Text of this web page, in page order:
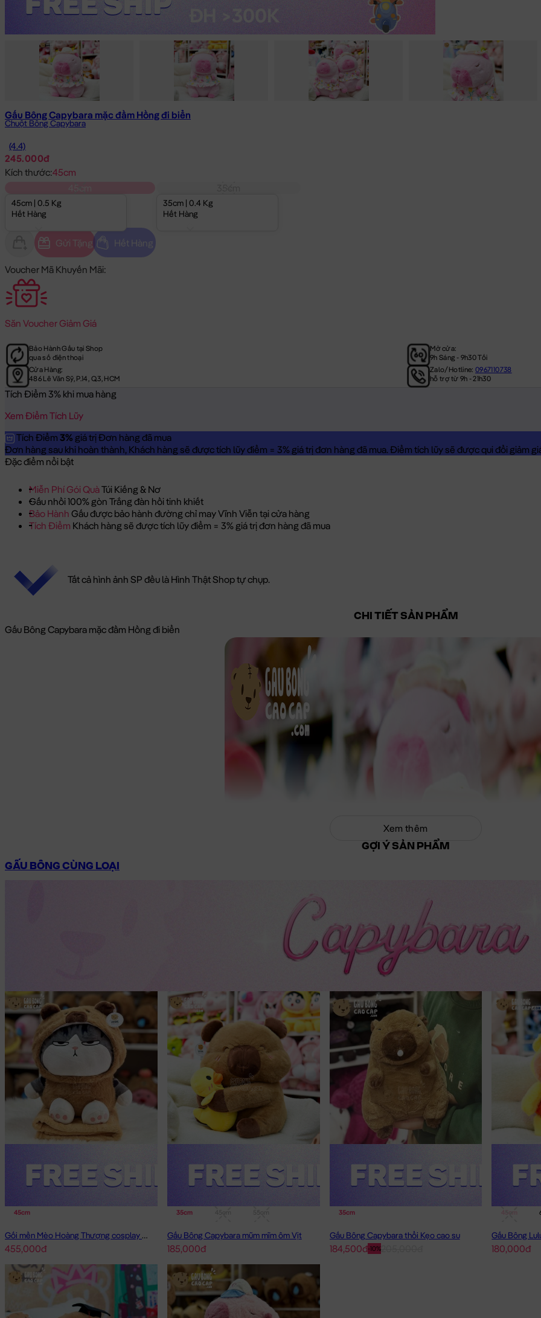
Gấu Bông Capybara mặc đầm Hồng đi biển
Chuột Bông Capybara
(4.4)
245.000đ
Kích thước:45cm
45cm | 0.5 Kg
Hết Hàng
35cm | 0.4 Kg
Hết Hàng
Gửi Tặng Hết Hàng
Voucher Mã Khuyến Mãi:
Săn Voucher Giảm Giá
Bảo Hành Gấu tại Shop
qua số điện thoại
Mở cửa:
9h Sáng - 9h30 Tối
Cửa Hàng:
486 Lê Văn Sỹ, P.14, Q.3, HCM
Zalo/Hotline:0967110738
hỗ trợ từ 9h - 21h30
Tích Điểm 3% khi mua hàng
Xem Điểm Tích Lũy
Tích Điểm 3% giá trị Đơn hàng đã mua
Đơn hàng sau khi hoàn thành, Khách hàng sẽ được tích lũy điểm = 3% giá trị đơn hàng đã mua. Điểm tích lũy sẽ được qui đổi giảm
Đặc điểm nổi bật
Miễn Phí Gói QuàTúi Kiếng & Nơ
Gấu nhồi 100% gòn Trắng đàn hồi tinh khiết
Bảo Hành Gấu được bảo hành đường chỉ may Vĩnh Viễn tại cửa hàng
Tích Điểm Khách hàng sẽ được tích lũy điểm = 3% giá trị đơn hàng đã mua
Tất cả hình ảnh SP đều là Hình Thật Shop tự chụp.
CHI TIẾT SẢN PHẨM
Gấu Bông Capybara mặc đầm Hồng đi biển
Xem thêm
GỢI Ý SẢN PHẨM
GẤU BÔNG CÙNG LOẠI
45cm
Gối mền Mèo Hoàng Thượng cosplay Capybara
455,000đ
35cm
Gấu Bông Capybara mũm mĩm ôm Vịt
185,000đ
35cm
Gấu Bông Capybara thổi Kẹo cao su
205,000đ
-10%
184,500đ 180,000đ